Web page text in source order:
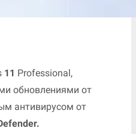
11 Professional,
обновлениями от
антивирусом от